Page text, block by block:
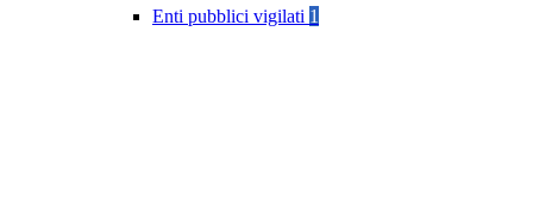
Enti pubblici vigilati 1